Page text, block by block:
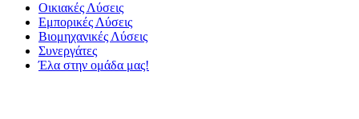
Οικιακές Λύσεις
Εμπορικές Λύσεις
Βιομηχανικές Λύσεις
Συνεργάτες
Έλα στην ομάδα μας!